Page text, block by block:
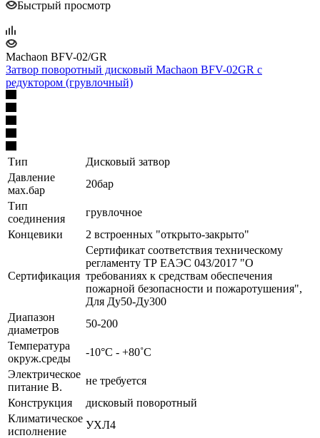
Быстрый просмотр
Machaon BFV-02/GR
Затвор поворотный дисковый Machaon BFV-02GR с
редуктором (грувлочный)
Тип
Дисковый затвор
Давление
мах.бар
20бар
Тип
соединения
грувлочное
Концевики
2 встроенных "открыто-закрыто"
Сертификация
Сертификат соответствия техническому
регламенту ТР ЕАЭС 043/2017 "О
требованиях к средствам обеспечения
пожарной безопасности и пожаротушения",
Для Ду50-Ду300
Диапазон
диаметров
50-200
Температура
окруж.среды
-10°С - +80˚С
Электрическое
питание В.
не требуется
Конструкция
дисковый поворотный
Климатическое
исполнение
УХЛ4